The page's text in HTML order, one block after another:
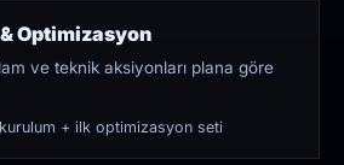
Optimizasyon
ve teknik aksiyonları plana göre
+ ilk optimizasyon seti